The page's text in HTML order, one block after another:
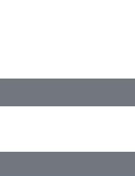
ニメ公式サイトで好評掲載中の